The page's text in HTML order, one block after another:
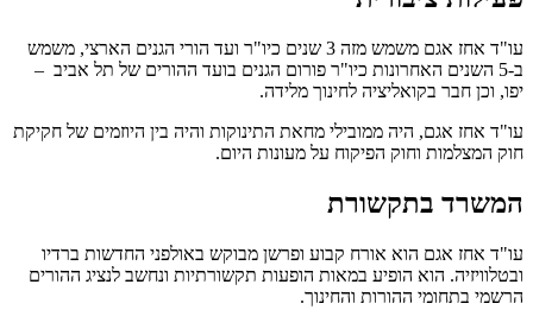
עו"ד אחז אגם משמש מזה 3 שנים כיו"ר ועד הורי הגנים הארצי, משמש
ב-5 השנים האחרונות כיו"ר פורום הגנים בועד ההורים של תל אביב –
יפו, וכן חבר בקואליציה לחינוך מלידה.
עו"ד אחז אגם, היה ממובילי מחאת התינוקות והיה בין היוזמים של חקיקת
חוק המצלמות וחוק הפיקוח על מעונות היום.
המשרד בתקשורת
עו"ד אחז אגם הוא אורח קבוע ופרשן מבוקש באולפני החדשות ברדיו
ובטלוויזיה. הוא הופיע במאות הופעות תקשורתיות ונחשב לנציג ההורים
הרשמי בתחומי ההורות והחינוך.